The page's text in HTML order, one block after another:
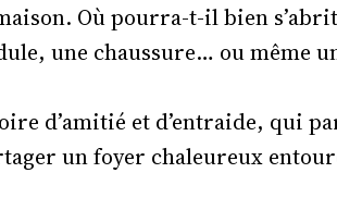
Où pourra-t-il bien
une chaussure… ou même
d’amitié et d’entraide, qui
un foyer chaleureux